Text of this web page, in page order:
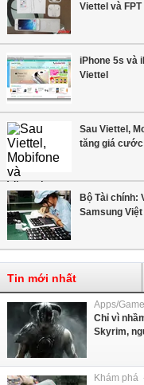
Viettel và FPT
iPhone 5s và
Viettel
Sau Viettel,
tăng giá cước
Bộ Tài chính:
Samsung Việt
Tin mới nhất
Apps/
Chỉ vì
Skyrim,
Khám phá